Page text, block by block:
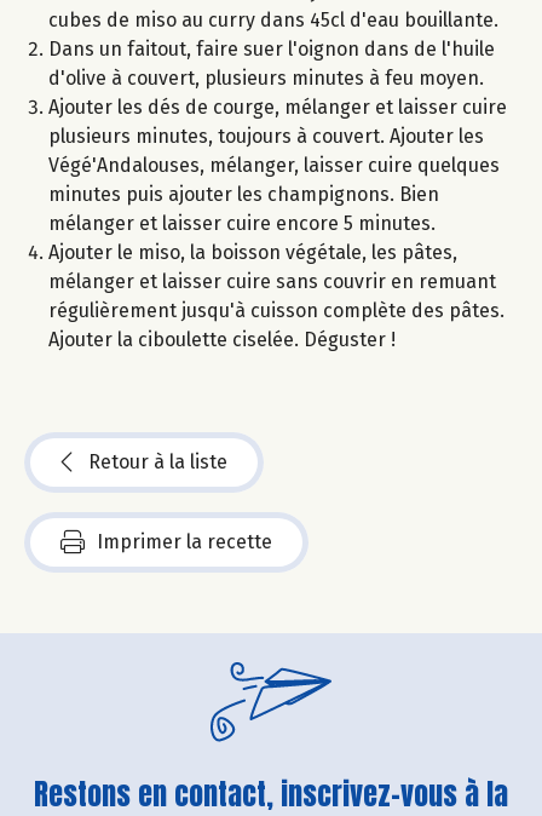
cubes de miso au curry dans 45cl d'eau bouillante.
Dans un faitout, faire suer l'oignon dans de l'huile
d'olive à couvert, plusieurs minutes à feu moyen.
Ajouter les dés de courge, mélanger et laisser cuire
plusieurs minutes, toujours à couvert. Ajouter les
Végé'Andalouses, mélanger, laisser cuire quelques
minutes puis ajouter les champignons. Bien
mélanger et laisser cuire encore 5 minutes.
Ajouter le miso, la boisson végétale, les pâtes,
mélanger et laisser cuire sans couvrir en remuant
régulièrement jusqu'à cuisson complète des pâtes.
Ajouter la ciboulette ciselée. Déguster !
Retour à la liste
Imprimer la recette
Restons en contact, inscrivez-vous à la